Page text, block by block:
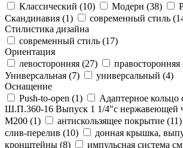
Классический (10) Модерн (38)
Скандинавия (1) современный стиль (
Стилистика дизайна
современный стиль (17)
Ориентация
левосторонняя (27) правосторонняя
Универсальная (7) универсальный (4)
Оснащение
Push-to-open (1)
Адаптерное кольцо
Ш.П.360-16 Выпуск 1 1/4"с нержавеющей
М200 (1) антискользящее покрытие (11)
слив-перелив (10)
донная крышка,
кронштейны (8) импульсная система